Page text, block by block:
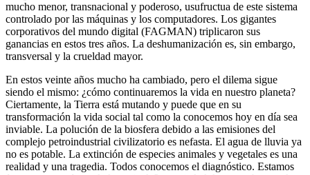
mucho menor, transnacional y poderoso, usufructua de este sistema
controlado por las máquinas y los computadores. Los gigantes
corporativos del mundo digital (FAGMAN) triplicaron sus
ganancias en estos tres años. La deshumanización es, sin embargo,
transversal y la crueldad mayor.
En estos veinte años mucho ha cambiado, pero el dilema sigue
siendo el mismo: ¿cómo continuaremos la vida en nuestro planeta?
Ciertamente, la Tierra está mutando y puede que en su
transformación la vida social tal como la conocemos hoy en día sea
inviable. La polución de la biosfera debido a las emisiones del
complejo petroindustrial civilizatorio es nefasta. El agua de lluvia ya
no es potable. La extinción de especies animales y vegetales es una
realidad y una tragedia. Todos conocemos el diagnóstico. Estamos